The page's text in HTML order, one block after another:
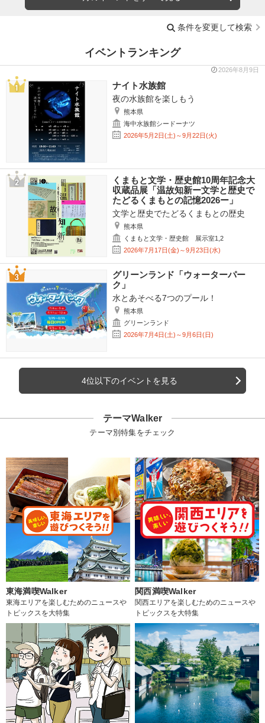
条件を変更して検索
イベントランキング
2026年8月9日
ナイト水族館
夜の水族館を楽しもう
熊本県
海中水族館シードーナツ
2026年5月2日(土)～9月22日(火)
くまもと文学・歴史館10周年記念大
収蔵品展「温故知新ー文学と歴史で
たどるくまもとの記憶2026ー」
文学と歴史でたどるくまもとの歴史
熊本県
くまもと文学・歴史館 展示室1,2
2026年7月17日(金)～9月23日(水)
グリーンランド「ウォーターパー
ク」
水とあそべる7つのプール！
熊本県
グリーンランド
2026年7月4日(土)～9月6日(日)
4位以下のイベントを見る
テーマWalker
テーマ別特集をチェック
東海満喫Walker
東海エリアを楽しむためのニュースや
トピックスを大特集
関西満喫Walker
関西エリアを楽しむためのニュースや
トピックスを大特集